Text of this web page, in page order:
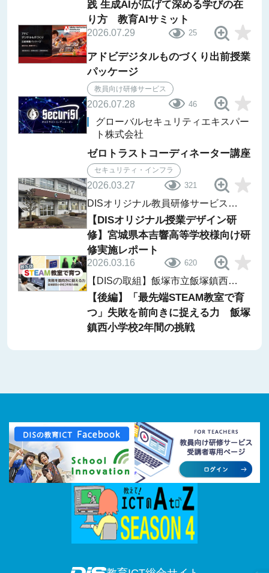
践 生成AIが広げて深める学びの在
り方 教育AIサミット
2026.07.29 25
教員向け研修サービス
アドビデジタルものづくり出前授業
パッケージ
2026.07.28 46
グローバルセキュリティエキスパー
ト株式会社
セキュリティ・インフラ
ゼロトラストコーディネーター講座
2026.03.27 321
DISオリジナル教員研修サービス
レポート
【DISオリジナル授業デザイン研
修】宮城県本吉響高等学校様向け研
修実施レポート
2026.03.16 620
【DISの取組】飯塚市立飯塚鎮西小
学校「ii-Lab」
【後編】「最先端STEAM教室で育
つ」失敗を前向きに捉える力 飯塚
鎮西小学校2年間の挑戦